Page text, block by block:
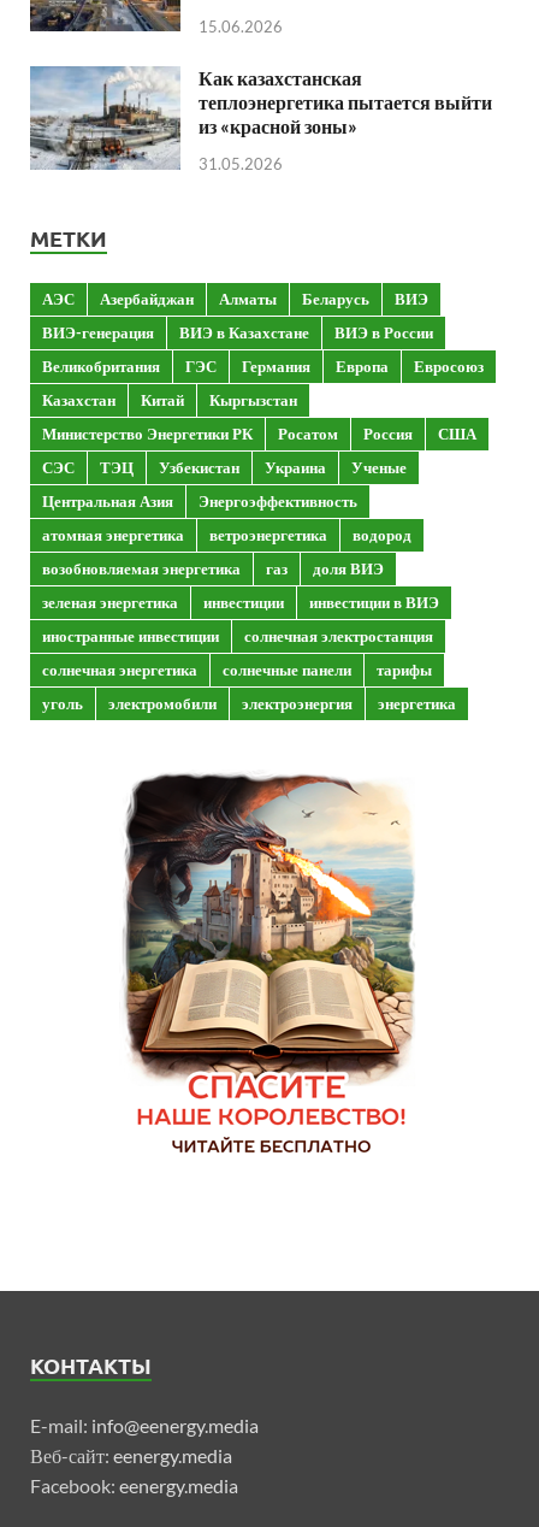
15.06.2026
Как казахстанская
теплоэнергетика пытается выйти
из «красной зоны»
31.05.2026
МЕТКИ
АЭС Азербайджан Алматы Беларусь
ВИЭ
ВИЭ-генерация
ВИЭ в Казахстане
ВИЭ в России
Великобритания
ГЭС Германия Европа
Евросоюз
Казахстан
Китай
Кыргызстан
Министерство Энергетики РК
Росатом Россия
США
СЭС
ТЭЦ Узбекистан Украина
Ученые
Центральная Азия
Энергоэффективность
атомная энергетика
ветроэнергетика
водород
возобновляемая энергетика
газ
доля ВИЭ
зеленая энергетика
инвестиции
инвестиции в ВИЭ
иностранные инвестиции
солнечная электростанция
солнечная энергетика
солнечные панели
тарифы
уголь
электромобили электроэнергия энергетика
КОНТАКТЫ
E-mail: info@eenergy.media
Веб-сайт: eenergy.media
Facebook: eenergy.media